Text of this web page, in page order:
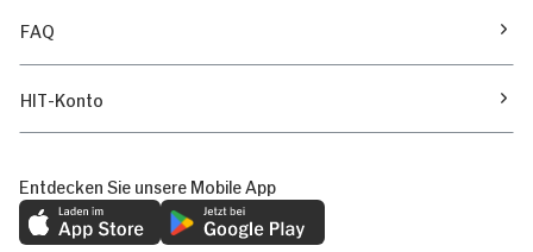
FAQ
HIT-Konto
Entdecken Sie unsere Mobile App